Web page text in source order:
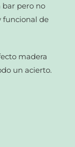
bar pero no
funcional de
madera
un acierto.